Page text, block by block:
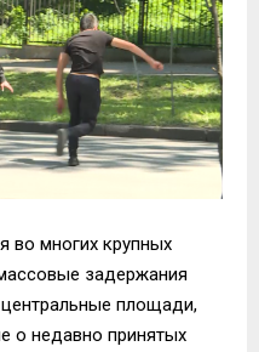
во многих крупных
задержания
площади,
о недавно принятых